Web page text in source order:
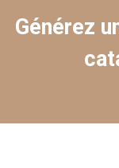
Générez